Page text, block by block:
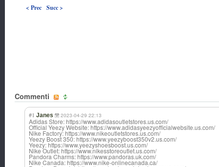
< Prec Succ >
Commenti
#1 Janes 2023-04-29 22:13
Adidas Store: https://www.adidasoutletstores.us.com/
Official Yeezy Website: https://www.adidasyeezyofficialwebsite.us.com/
Nike Factory: https://www.nikeoutletstores.us.com/
Yeezy Boost 350: https://www.yeezyboost350v2.us.com/
Yeezy: https://www.yeezyshoesboost.us.com/
Nike Outlet: https://www.nikesstoreoutlet.us.com/
Pandora Charms: https://www.pandoras.uk.com/
Nike Canada: https://www.nike-onlinecanada.ca/